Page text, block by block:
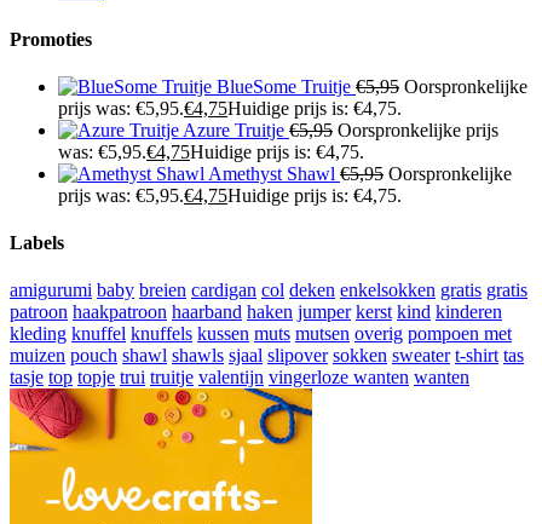
Promoties
BlueSome Truitje €5,95 Oorspronkelijke
prijs was: €5,95.€4,75Huidige prijs is: €4,75.
Azure Truitje €5,95 Oorspronkelijke prijs
was: €5,95.€4,75Huidige prijs is: €4,75.
Amethyst Shawl €5,95 Oorspronkelijke
prijs was: €5,95.€4,75Huidige prijs is: €4,75.
Labels
amigurumi baby breien cardigan col deken enkelsokken gratis gratis
patroon haakpatroon haarband haken jumper kerst kind kinderen
kleding knuffel knuffels kussen muts mutsen overig pompoen met
muizen pouch shawl shawls sjaal slipover sokken sweater t-shirt tas
tasje top topje trui truitje valentijn vingerloze wanten wanten